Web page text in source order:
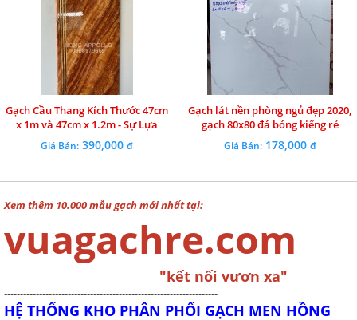
Gạch Cầu Thang Kích Thước 47cm
x 1m và 47cm x 1.2m - Sự Lựa
Chọn Hoàn Hảo Cho Ngôi Nhà
Bạn
Giá Bán: 390,000đ
Gạch lát nền phòng ngủ đẹp 2020,
gạch 80x80 đá bóng kiếng rẻ
Giá Bán:178,000 đ
Xem thêm 10.000 mẫu gạch mới nhất tại:
vuagachre.com
"kết nối vươn xa"
-------------------------------------------------------------------
HỆ THỐNG KHO PHÂN PHỐI GẠCH MEN HỒNG